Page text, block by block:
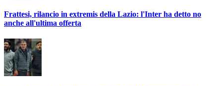
Frattesi, rilancio in extremis della Lazio: l'Inter ha detto no
anche all'ultima offerta